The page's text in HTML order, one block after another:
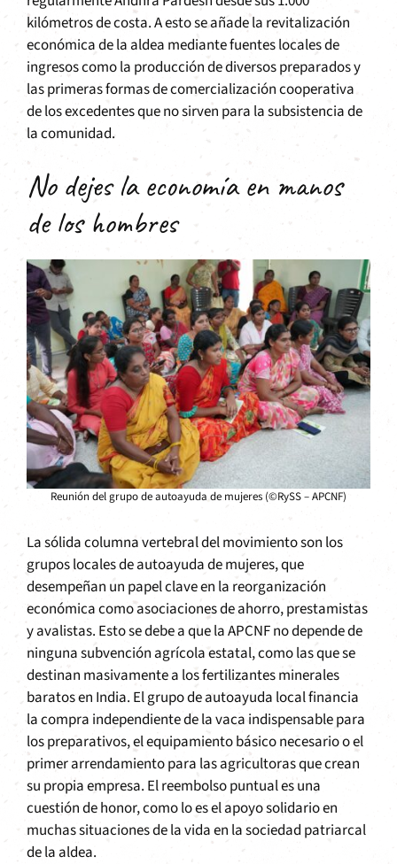
kilómetros de costa. A esto se añade la revitalización
económica de la aldea mediante fuentes locales de
ingresos como la producción de diversos preparados y
las primeras formas de comercialización cooperativa
de los excedentes que no sirven para la subsistencia de
la comunidad.
No dejes la economía en manos
de los hombres
Reunión del grupo de autoayuda de mujeres (©RySS – APCNF)
La sólida columna vertebral del movimiento son los
grupos locales de autoayuda de mujeres, que
desempeñan un papel clave en la reorganización
económica como asociaciones de ahorro, prestamistas
y avalistas. Esto se debe a que la APCNF no depende de
ninguna subvención agrícola estatal, como las que se
destinan masivamente a los fertilizantes minerales
baratos en India. El grupo de autoayuda local financia
la compra independiente de la vaca indispensable para
los preparativos, el equipamiento básico necesario o el
primer arrendamiento para las agricultoras que crean
su propia empresa. El reembolso puntual es una
cuestión de honor, como lo es el apoyo solidario en
muchas situaciones de la vida en la sociedad patriarcal
de la aldea.